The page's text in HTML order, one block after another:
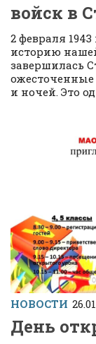
войск в
2 февраля
историю
завершилась
ожесточенные
и ночей. Это
НОВОСТИ
День